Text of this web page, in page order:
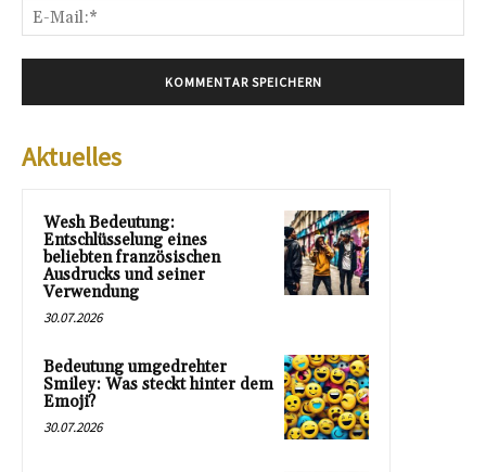
Aktuelles
Wesh Bedeutung:
Entschlüsselung eines
beliebten französischen
Ausdrucks und seiner
Verwendung
30.07.2026
Bedeutung umgedrehter
Smiley: Was steckt hinter dem
Emoji?
30.07.2026